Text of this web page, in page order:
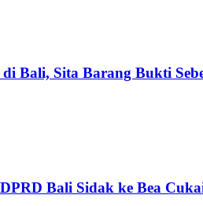
Bali, Sita Barang Bukti
Bali Sidak ke Bea